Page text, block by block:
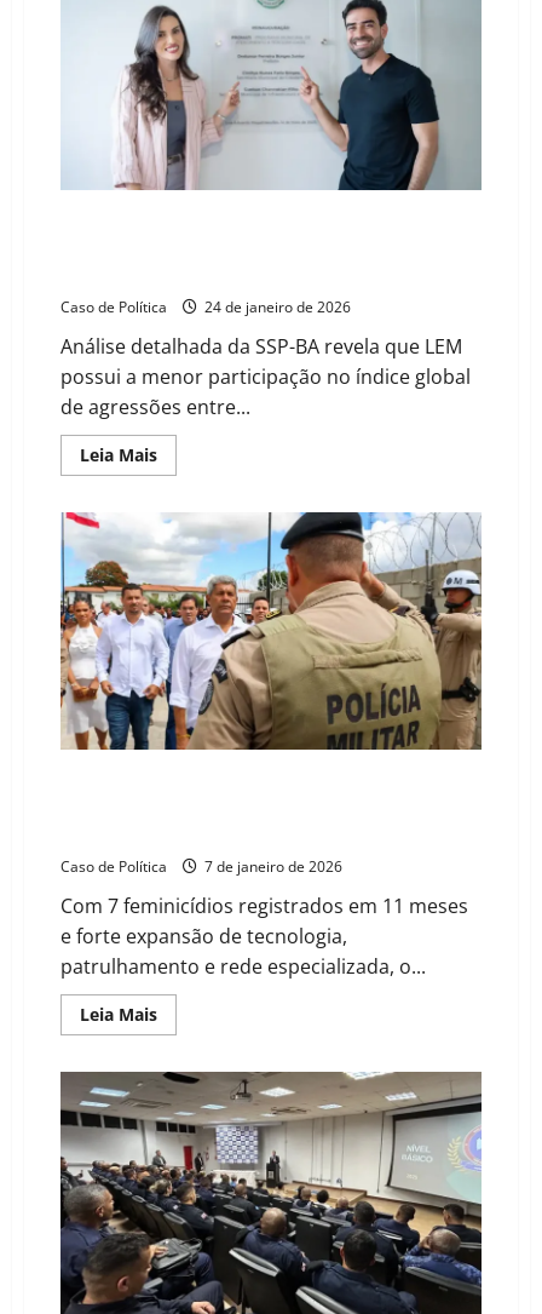
segurança
estadual
em
Barreiras
e
expõe
limites
de
seu
isolamento
político
Caso de Política 24 de janeiro de 2026
Análise detalhada da SSP-BA revela que LEM
possui a menor participação no índice global
de agressões entre...
Leia MaisRead
more
Eduardo
Magalhães
alcança
melhor
desempenho
da
Bahia
no
combate
à
violência
física
contra
a
Caso de Política 7 de janeiro de 2026
Com 7 feminicídios registrados em 11 meses
e forte expansão de tecnologia,
patrulhamento e rede especializada, o...
Leia MaisRead
more
Baiano
consolida-
se
como
Cinturão
de
Segurança
à
Mulher;
investimentos
do
Governo
Jerônimo
Rodrigues